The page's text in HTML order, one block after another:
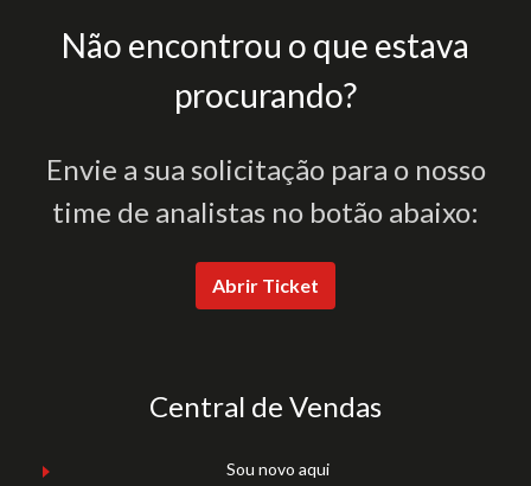
Não encontrou o que estava
procurando?
Envie a sua solicitação para o nosso
time de analistas no botão abaixo:
Abrir Ticket
Central de Vendas
Sou novo aqui